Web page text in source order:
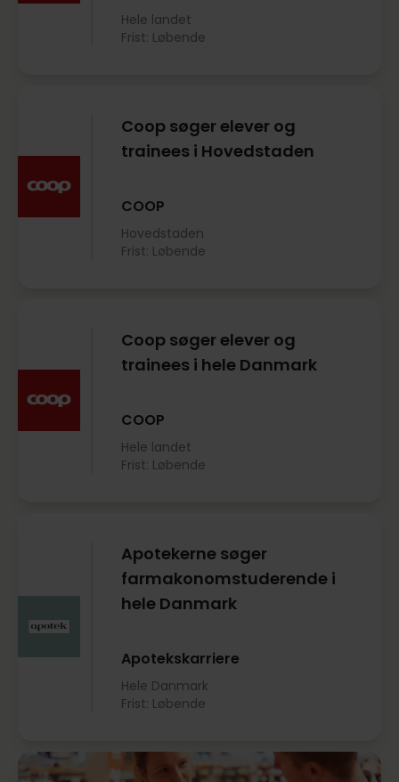
Hele landet
Frist: Løbende
Coop søger elever og
trainees i Hovedstaden
COOP
Hovedstaden
Frist: Løbende
Coop søger elever og
trainees i hele Danmark
COOP
Hele landet
Frist: Løbende
Apotekerne søger
farmakonomstuderende i
hele Danmark
Apotekskarriere
Hele Danmark
Frist: Løbende